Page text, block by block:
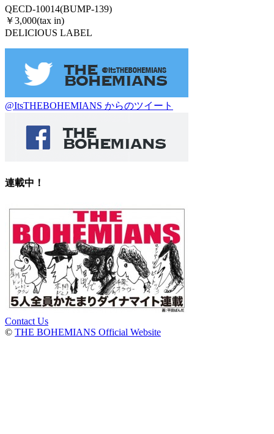
QECD-10014(BUMP-139)
￥3,000(tax in)
DELICIOUS LABEL
@ItsTHEBOHEMIANS からのツイート
連載中！
Contact Us
© THE BOHEMIANS Official Website